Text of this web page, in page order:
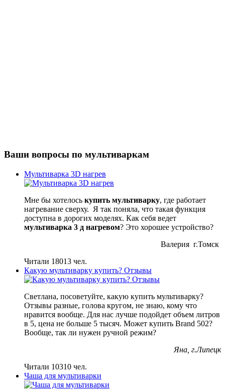
Ваши вопросы по мультиваркам
Мультиварка 3D нагрев
Мне бы хотелось купить мультиварку, где работает
нагревание сверху. Я так поняла, что такая функция
доступна в дорогих моделях. Как себя ведет
мультиварка 3 д нагревом? Это хорошее устройство?
Валерия г.Томск
Читали 18013 чел.
Какую мультиварку купить? Отзывы
Светлана, посоветуйте, какую купить мультиварку?
Отзывы разные, голова кругом, не знаю, кому что
нравится вообще. Для нас лучше подойдет объем литров
в 5, цена не больше 5 тысяч. Может купить Brand 502?
Вообще, так ли нужен ручной режим?
Яна, г.Липецк
Читали 10310 чел.
Чаша для мультиварки